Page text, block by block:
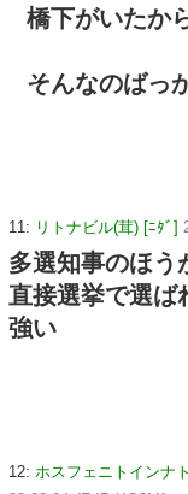
橋下がいたか
そんなのばっ
11: リトナビル(茸) [ﾆﾀﾞ]
多選知事のほう
直接選挙で選ば
強い
12: ホスフェニトインナ